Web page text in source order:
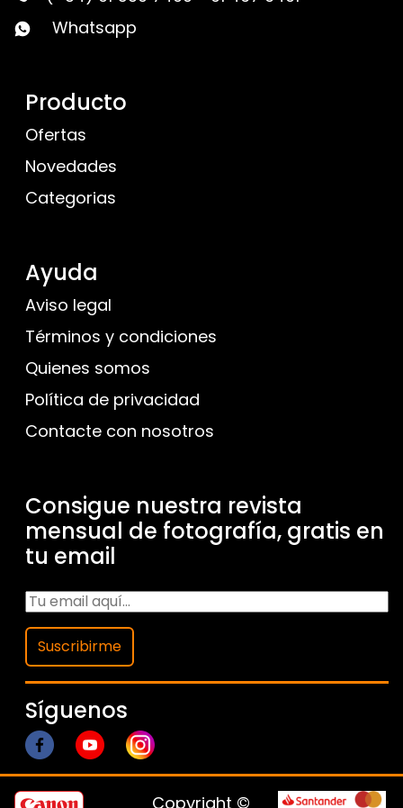
Whatsapp
Producto
Ofertas
Novedades
Categorias
Ayuda
Aviso legal
Términos y condiciones
Quienes somos
Política de privacidad
Contacte con nosotros
Consigue nuestra revista
mensual de fotografía, gratis en
tu email
Suscribirme
Síguenos
Copyright ©